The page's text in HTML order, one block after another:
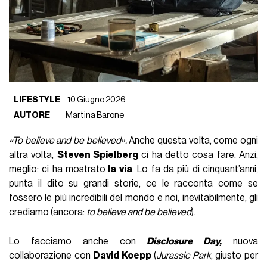
LIFESTYLE
10 Giugno 2026
AUTORE
Martina Barone
«To believe and be believed».Anche questa volta, come ogni
altra volta, Steven Spielberg ci ha detto cosa fare. Anzi,
meglio: ci ha mostrato la via. Lo fa da più di cinquant’anni,
punta il dito su grandi storie, ce le racconta come se
fossero le più incredibili del mondo e noi, inevitabilmente, gli
crediamo (ancora: to believe and be believed).
Lo facciamo anche con Disclosure Day, nuova
collaborazione con David Koepp(Jurassic Park, giusto per